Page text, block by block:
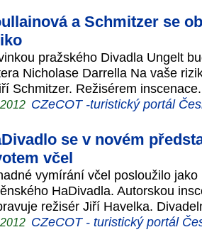
a Schmitzer se
pražského Divadla Ungelt
Nicholase Darrella Na vaše
Schmitzer. Režisérem
CZeCOT -turistický portál
se v novém
včel
vymírání včel posloužilo
HaDivadla. Autorskou
režisér Jiří Havelka.
CZeCOT - turistický portál